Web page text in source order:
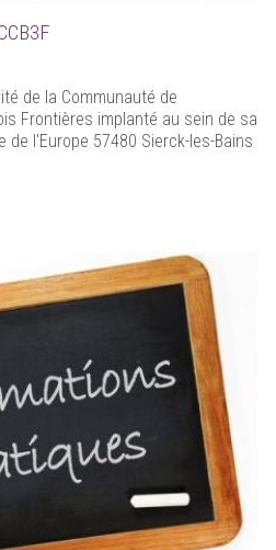
de la Communauté de
Frontières implanté au sein de sa
l'Europe 57480 Sierck-les-Bains